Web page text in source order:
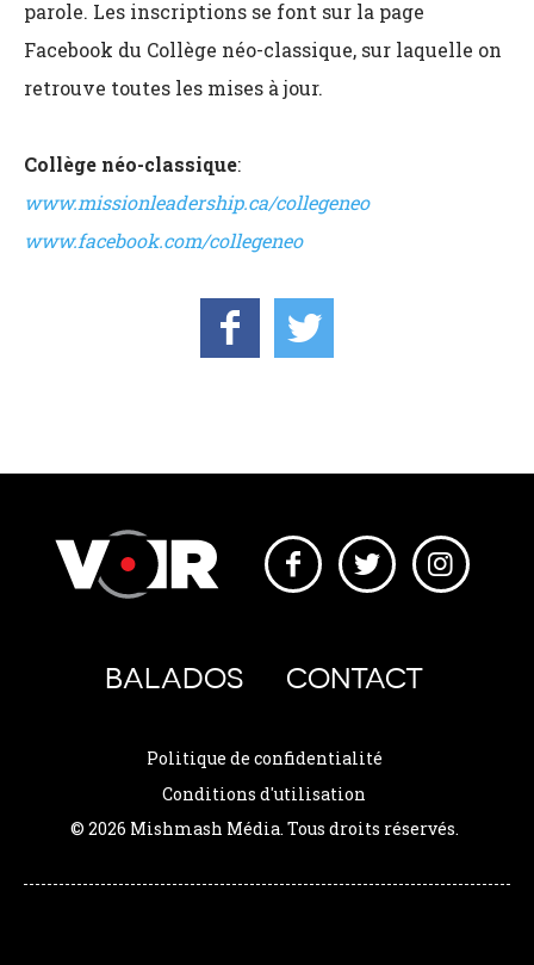
parole. Les inscriptions se font sur la page
Facebook du Collège néo-classique, sur laquelle on
retrouve toutes les mises à jour.
Collège néo-classique:
www.missionleadership.ca/collegeneo
www.facebook.com/collegeneo
BALADOS CONTACT
Politique de confidentialité
Conditions d'utilisation
© 2026 Mishmash Média. Tous droits réservés.